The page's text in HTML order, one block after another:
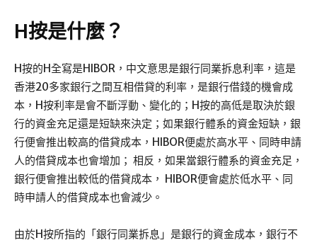
H按是什麼？
H按的H全寫是HIBOR，中文意思是銀行同業拆息利率，這是
香港20多家銀行之間互相借貸的利率，是銀行借錢的機會成
本，H按利率是會不斷浮動、變化的；H按的高低是取決於銀
行的資金充足還是短缺來決定；如果銀行體系的資金短缺，銀
行便會推出較高的借貸成本，HIBOR便處於高水平、同時申請
人的借貸成本也會增加； 相反，如果當銀行體系的資金充足，
銀行便會推出較低的借貸成本， HIBOR便會處於低水平、同
時申請人的借貸成本也會減少。
由於H按所指的「銀行同業拆息」是銀行的資金成本，銀行不